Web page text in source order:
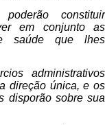
constituir
em conjunto as
saúde que lhes
administrativos
direção única, e os
disporão sobre sua